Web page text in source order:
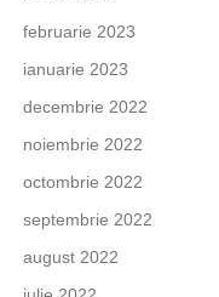
februarie 2023
ianuarie 2023
decembrie 2022
noiembrie 2022
octombrie 2022
septembrie 2022
august 2022